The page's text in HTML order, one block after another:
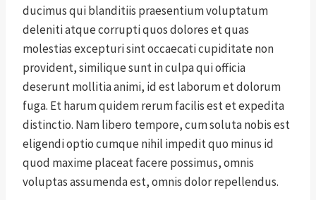
ducimus qui blanditiis praesentium voluptatum
deleniti atque corrupti quos dolores et quas
molestias excepturi sint occaecati cupiditate non
provident, similique sunt in culpa qui officia
deserunt mollitia animi, id est laborum et dolorum
fuga. Et harum quidem rerum facilis est et expedita
distinctio. Nam libero tempore, cum soluta nobis est
eligendi optio cumque nihil impedit quo minus id
quod maxime placeat facere possimus, omnis
voluptas assumenda est, omnis dolor repellendus.